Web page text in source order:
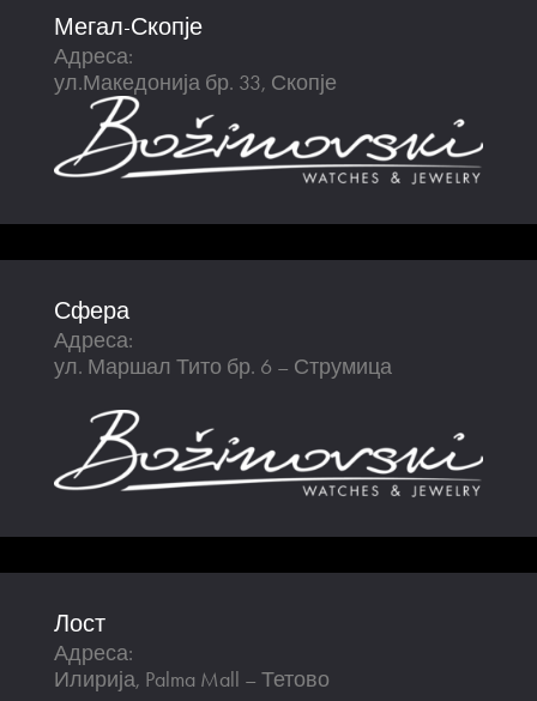
Мегал-Скопје
Адреса:
ул.Македонија бр. 33, Скопје
Сфера
Адреса:
ул. Маршал Тито бр. 6 – Струмица
Лост
Адреса:
Илирија, Palma Mall – Тетово